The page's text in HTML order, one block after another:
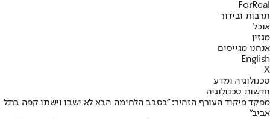
ForReal
תרבות ובידור
אוכל
מגזין
אנחנו מגייסים
English
X
טכנולוגיה ומדע
חדשות טכנולוגיה
מפקד פיקוד העורף הזהיר: "בסבב הלחימה הבא לא ישבו וישתו קפה בתל
אביב"